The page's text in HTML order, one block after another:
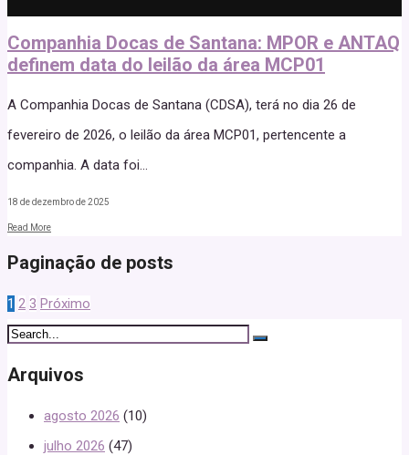
Companhia Docas de Santana: MPOR e ANTAQ
definem data do leilão da área MCP01
A Companhia Docas de Santana (CDSA), terá no dia 26 de
fevereiro de 2026, o leilão da área MCP01, pertencente a
companhia. A data foi...
18 de dezembro de 2025
Read More
Paginação de posts
1 2 3 Próximo
Arquivos
agosto 2026 (10)
julho 2026 (47)